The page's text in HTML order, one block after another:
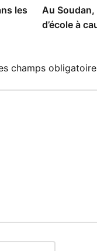
les
Au
d’école à
champs